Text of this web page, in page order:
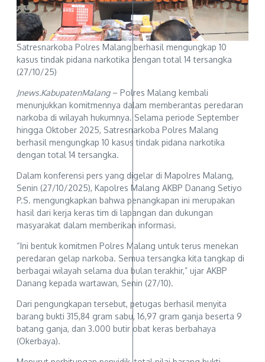
Satresnarkoba Polres Malang berhasil mengungkap 10
kasus tindak pidana narkotika dengan total 14 tersangka
(27/10/25)
Jnews.KabupatenMalang– Polres Malang kembali
menunjukkan komitmennya dalam memberantas peredaran
narkoba di wilayah hukumnya. Selama periode September
hingga Oktober 2025, Satresnarkoba Polres Malang
berhasil mengungkap 10 kasus tindak pidana narkotika
dengan total 14 tersangka.
Dalam konferensi pers yang digelar di Mapolres Malang,
Senin (27/10/2025), Kapolres Malang AKBP Danang Setiyo
P.S. mengungkapkan bahwa penangkapan ini merupakan
hasil dari kerja keras tim di lapangan dan dukungan
masyarakat dalam memberikan informasi.
“Ini bentuk komitmen Polres Malang untuk terus menekan
peredaran gelap narkoba. Semua tersangka kita tangkap di
berbagai wilayah selama dua bulan terakhir,” ujar AKBP
Danang kepada wartawan, Senin (27/10).
Dari pengungkapan tersebut, petugas berhasil menyita
barang bukti 315,84 gram sabu, 16,97 gram ganja beserta 9
batang ganja, dan 3.000 butir obat keras berbahaya
(Okerbaya).